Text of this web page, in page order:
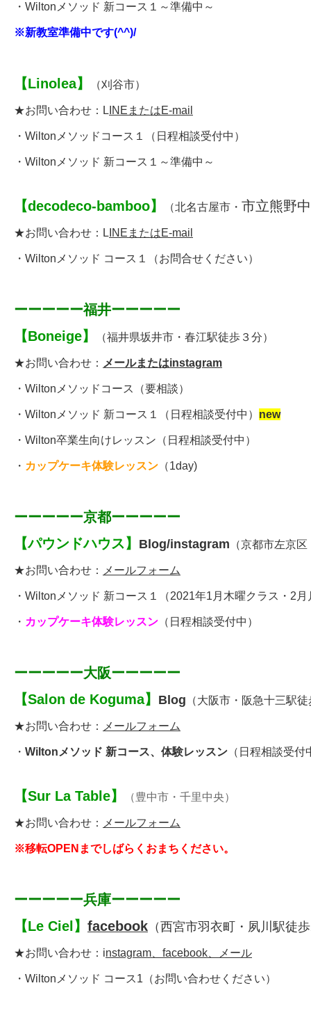
・Wiltonメソッド 新コース１～準備中～
※新教室準備中です(^^)/
【Linolea】 （刈谷市）
★お問い合わせ： L INEまたはE-mail
・ Wiltonメソッドコース１ （日程相談受付中）
・Wiltonメソッド 新コース１～準備中～
【decodeco-bamboo】 （北名古屋市・ 市立熊野
★お問い合わせ： L INEまたはE-mail
・ Wiltonメソッド コース１ （お問合せください）
ーーーーー福井ーーーーー
【Boneige】 （福井県坂井市・春江駅徒歩３分）
★お問い合わせ： メールまたはinstagram
・ Wiltonメソッドコース （要相談）
・ Wiltonメソッド 新コース１ （日程相談受付中） new
・ Wilton卒業生向けレッスン （日程相談受付中）
・ カップケーキ体験レッスン （1day)
ーーーーー京都ーーーーー
【パウンドハウス】 Blog/instagram （京都市左京
★お問い合わせ： メールフォーム
・ Wiltonメソッド 新コース１ （2021年1月木曜クラス・2月
・ カップケーキ体験レッスン （日程相談受付中）
ーーーーー大阪ーーーーー
【Salon de Koguma】 Blog （大阪市・阪急十三駅
★お問い合わせ： メールフォーム
・ Wiltonメソッド 新コース、体験レッスン （日程相談受付
【Sur La Table】 （豊中市・千里中央）
★お問い合わせ： メールフォーム
※移転OPENまでしばらくおまちください。
ーーーーー兵庫ーーーーー
【Le Ciel 】 facebook （西宮市羽衣町・夙川駅徒
★お問い合わせ： instagram、facebook、メール
・Wiltonメソッド コース1（お問い合わせください）